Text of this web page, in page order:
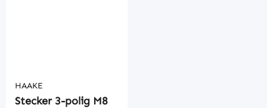
HAAKE
Stecker 3-polig M8